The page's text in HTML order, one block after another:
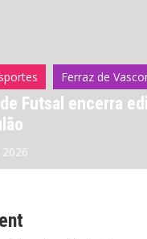
Ferraz de
Futsal encerra